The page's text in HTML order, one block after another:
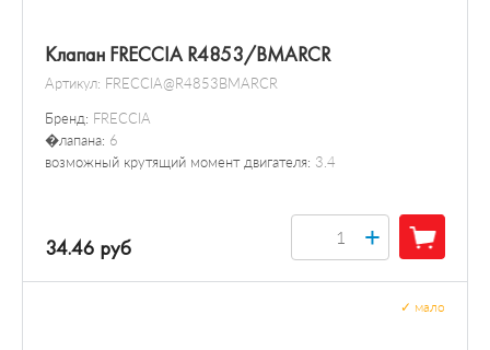
Клапан FRECCIA R4853/BMARCR
Артикул: FRECCIA@R4853BMARCR
Бренд: FRECCIA
�лапана: 6
возможный крутящий момент двигателя: 3.4
34.46 руб +
мало